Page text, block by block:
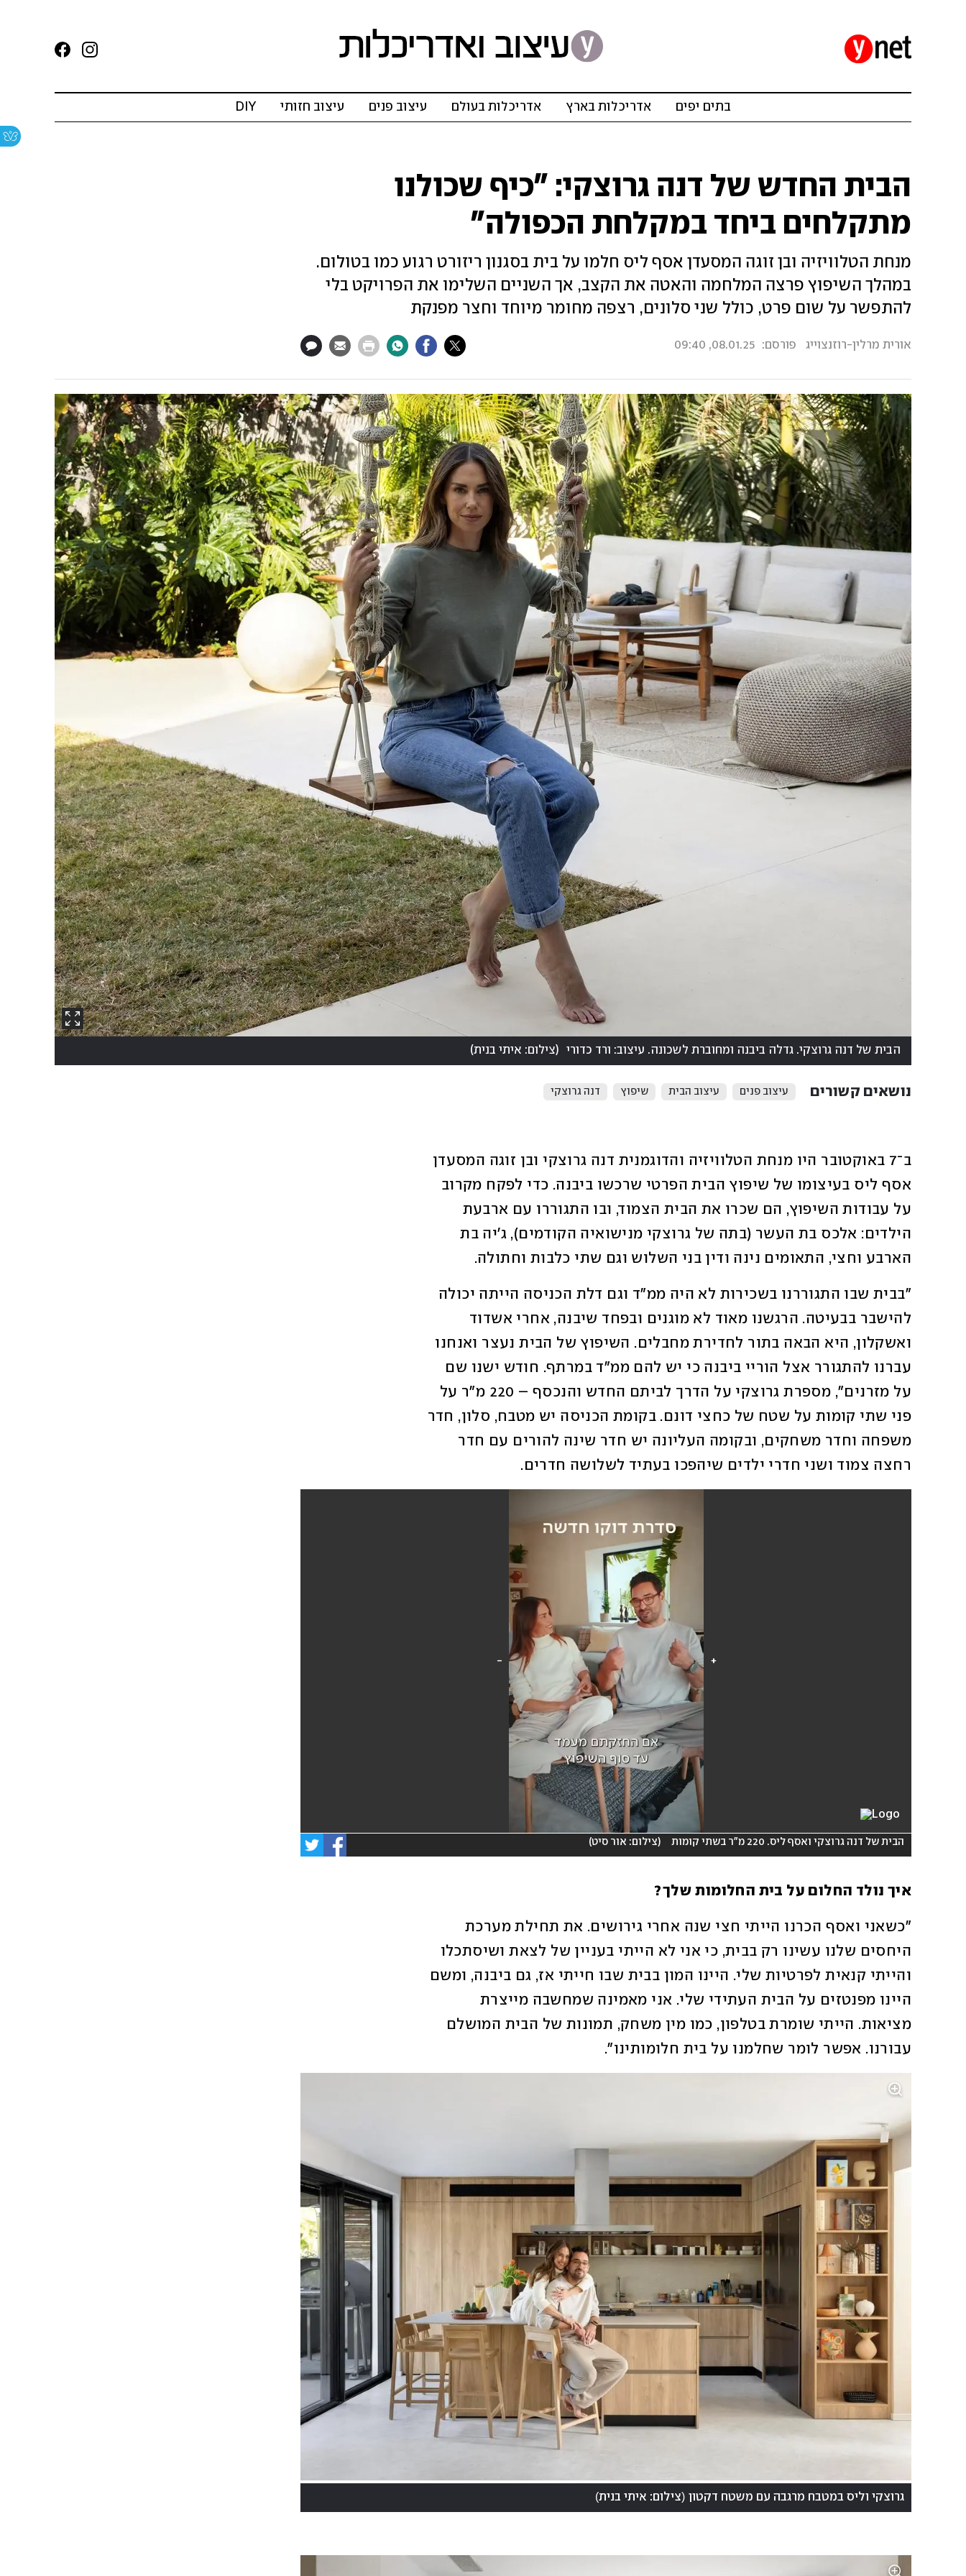
בתים יפים אדריכלות בארץ אדריכלות בעולם עיצוב פנים עיצוב חזותי DIY
הבית החדש של דנה גרוצקי: "כיף שכולנו
מתקלחים ביחד במקלחת הכפולה"
מנחת הטלוויזיה ובן זוגה המסעדן אסף ליס חלמו על בית בסגנון ריזורט רגוע כמו בטולום.
במהלך השיפוץ פרצה המלחמה והאטה את הקצב, אך השניים השלימו את הפרויקט בלי
להתפשר על שום פרט, כולל שני סלונים, רצפה מחומר מיוחד וחצר מפנקת
אורית מרלין-רוזנצוייג פורסם: 08.01.25, 09:40
הבית של דנה גרוצקי. גדלה ביבנה ומחוברת לשכונה. עיצוב: ורד כדורי (צילום: איתי בנית)
נושאים קשורים עיצוב פנים עיצוב הבית שיפוץ דנה גרוצקי
הילדים: אלכס בת העשר (בתה של גרוצקי מנישואיה הקודמים), ג'יה בת
הארבע וחצי, התאומים נינה ודין בני השלוש וגם שתי כלבות וחתולה.
רחצה צמוד ושני חדרי ילדים שיהפכו בעתיד לשלושה חדרים.
הבית של דנה גרוצקי ואסף ליס. 220 מ"ר בשתי קומות (צילום: אור סיט)
איך נולד החלום על בית החלומות שלך?
עבורנו. אפשר לומר שחלמנו על בית חלומותינו".
גרוצקי וליס במטבח מרגבה עם משטח דקטון (צילום: איתי בנית)